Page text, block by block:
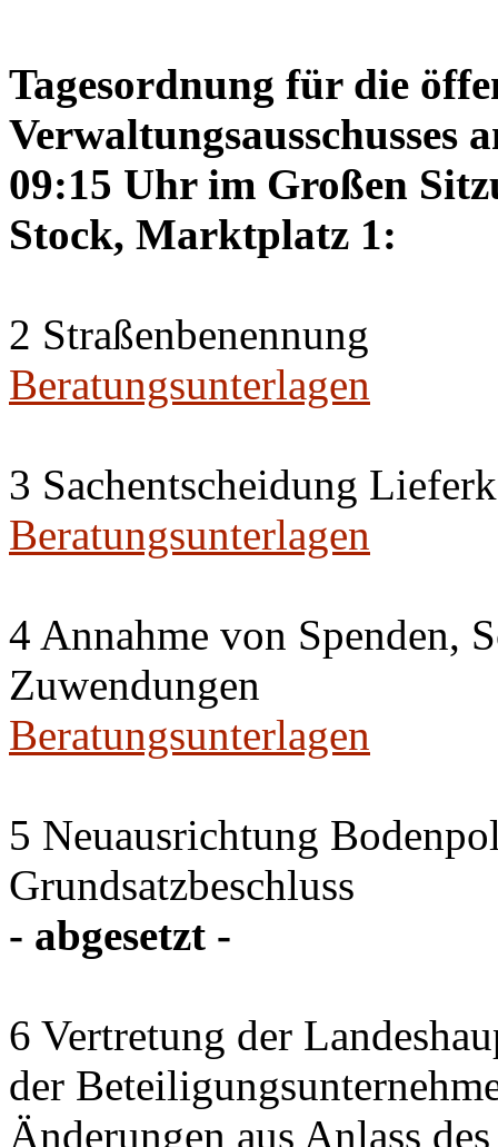
Tagesordnung für die
Verwaltungsausschusses
09:15 Uhr im Großen
Stock, Marktplatz 1:
2 Straßenbenennung
Beratungsunterlagen
3 Sachentscheidung
Beratungsunterlagen
4 Annahme von Spenden,
Zuwendungen
Beratungsunterlagen
5 Neuausrichtung
Grundsatzbeschluss
- abgesetzt -
6 Vertretung der
der
Änderungen aus Anlass